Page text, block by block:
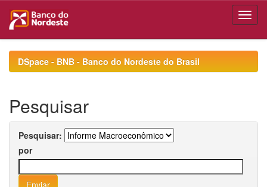
navigationDSpace - BNB - Banco do Nordeste do Brasil
Pesquisar
Pesquisar:
por